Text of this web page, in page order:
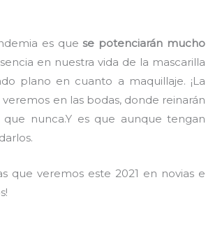
es quese potenciarán mucho
en nuestra vida de la mascarilla
plano en cuanto a maquillaje. ¡La
en las bodas, donde reinarán
que nunca.Y es que aunque tengan
que veremos este 2021 en novias e